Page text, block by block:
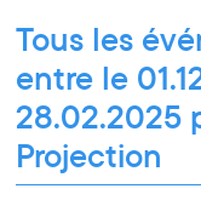
Tous les
entre le
28.02.2025
Projection